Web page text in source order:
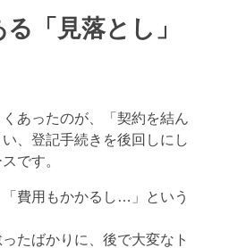
「見落とし」
あったのが、「契約を結ん
、登記手続きを後回しにし
です。
費用もかかるし…」という
たばかりに、後で大変なト